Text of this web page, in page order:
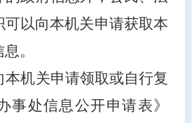
可以向本机关申请获取本
。
机关申请领取或自行复
事处信息公开申请表》